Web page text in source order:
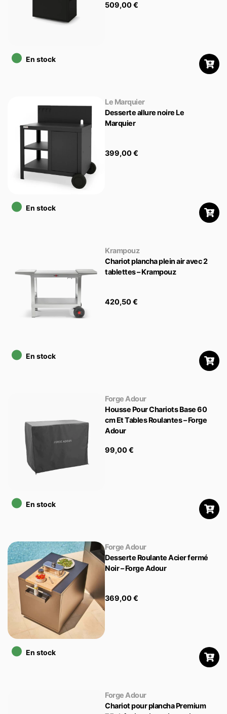
509,00€
• En stock
Le Marquier
Desserte allure noire Le
Marquier
399,00€
• En stock
Krampouz
Chariot plancha plein air avec 2
tablettes – Krampouz
420,50€
• En stock
Forge Adour
Housse Pour Chariots Base 60
cm Et Tables Roulantes – Forge
Adour
99,00€
• En stock
Forge Adour
Desserte Roulante Acier fermé
Noir – Forge Adour
369,00€
•En stock
Forge Adour
Chariot pour plancha Premium